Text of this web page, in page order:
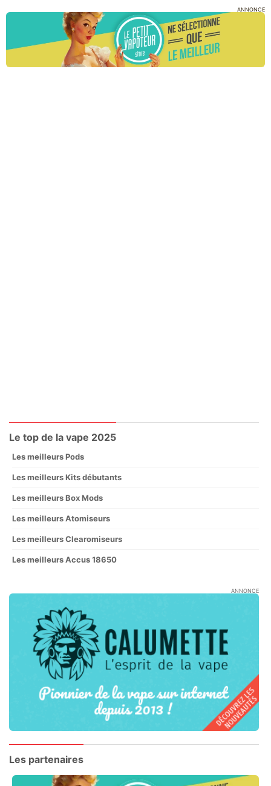
ANNONCE
Le top de la vape 2025
Les meilleurs Pods
Les meilleurs Kits débutants
Les meilleurs Box Mods
Les meilleurs Atomiseurs
Les meilleurs Clearomiseurs
Les meilleurs Accus 18650
ANNONCE
Les partenaires